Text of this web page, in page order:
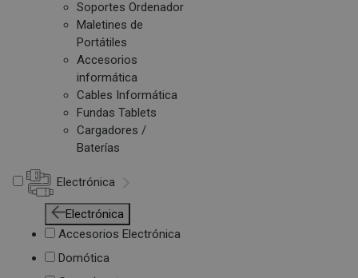
Soportes Ordenador
Maletines de
Portátiles
Accesorios
informática
Cables Informática
Fundas Tablets
Cargadores /
Baterías
Electrónica
Electrónica
Accesorios Electrónica
Domótica